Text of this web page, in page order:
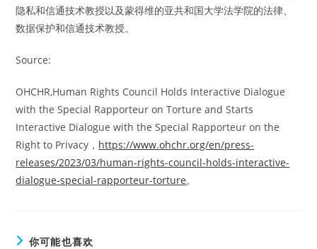
隐私和信通技术教授以及蒙得维的亚共和国大学法学院的法律、
数据保护和信通技术教授。
Source:
OHCHR,Human Rights Council Holds Interactive Dialogue
with the Special Rapporteur on Torture and Starts
Interactive Dialogue with the Special Rapporteur on the
Right to Privacy， https://www.ohchr.org/en/press-
releases/2023/03/human-rights-council-holds-interactive-
dialogue-special-rapporteur-torture。
你可能也喜欢